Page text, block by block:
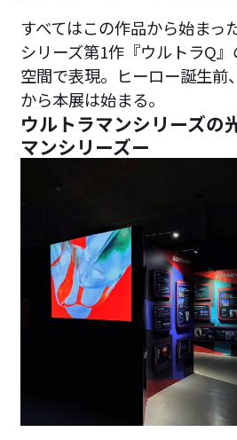
すべてはこの作品から始まった
シリーズ第1作『ウルトラQ
空間で表現。ヒーロー誕生前
から本展は始まる。
ウルトラマンシリーズ
マンシリーズー